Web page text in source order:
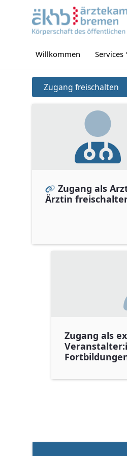
Ugrás a fő tartalomhoz
Willkommen Services
Zugang freischalten
Zugang freischalten
Zugang als
Ärztin
Zugang als